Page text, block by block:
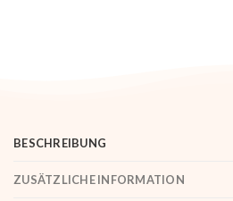
BESCHREIBUNG
ZUSÄTZLICHE INFORMATION